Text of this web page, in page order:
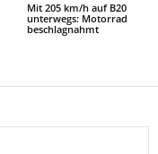
Mit 205 km/h auf B20
unterwegs: Motorrad
beschlagnahmt